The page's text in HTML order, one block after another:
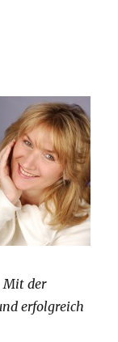
Mit der
erfolgreich